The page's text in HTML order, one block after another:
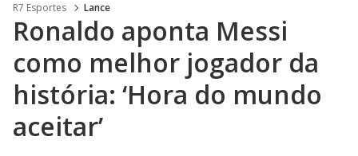
R7 Esportes Lance
Ronaldo aponta Messi
como melhor jogador da
história: ‘Hora do mundo
aceitar’